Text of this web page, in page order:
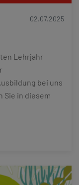
02.07.2025
Lehrjahr
bei uns
Sie in diesem